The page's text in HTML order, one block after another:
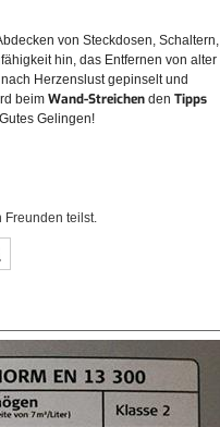
von Steckdosen, Schaltern,
hin, das Entfernen von alter
Herzenslust gepinselt und
beim Wand-Streichen den Tipps
Gelingen!
Freunden teilst.